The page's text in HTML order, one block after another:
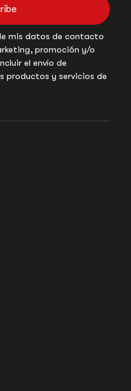
mis datos de contacto
promoción y/o
el envío de
productos y servicios de